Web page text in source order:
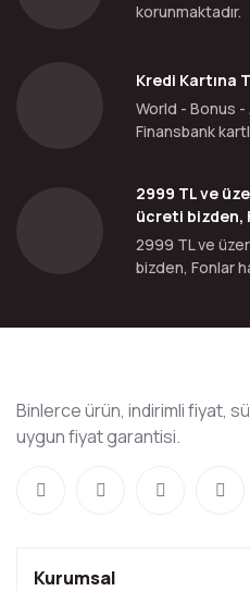
korunmaktadır.
Kredi Kartına
World - Bonus -
Finansbank
2999 TL ve
ücreti bizden,
2999 TL ve
bizden, Fonlar
Binlerce ürün, indirimli fiyat,
uygun fiyat garantisi.
Kurumsal